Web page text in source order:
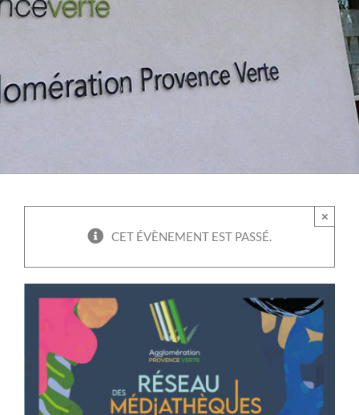
CET ÉVÈNEMENT EST PASSÉ.
×